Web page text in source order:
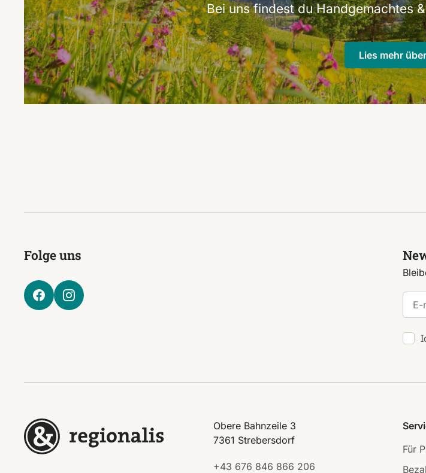
Bei uns findest du Handgemachtes
Lies mehr
Folge uns
E-
Obere Bahnzeile 3
7361 Strebersdorf
+43 676 846 866 206
Für